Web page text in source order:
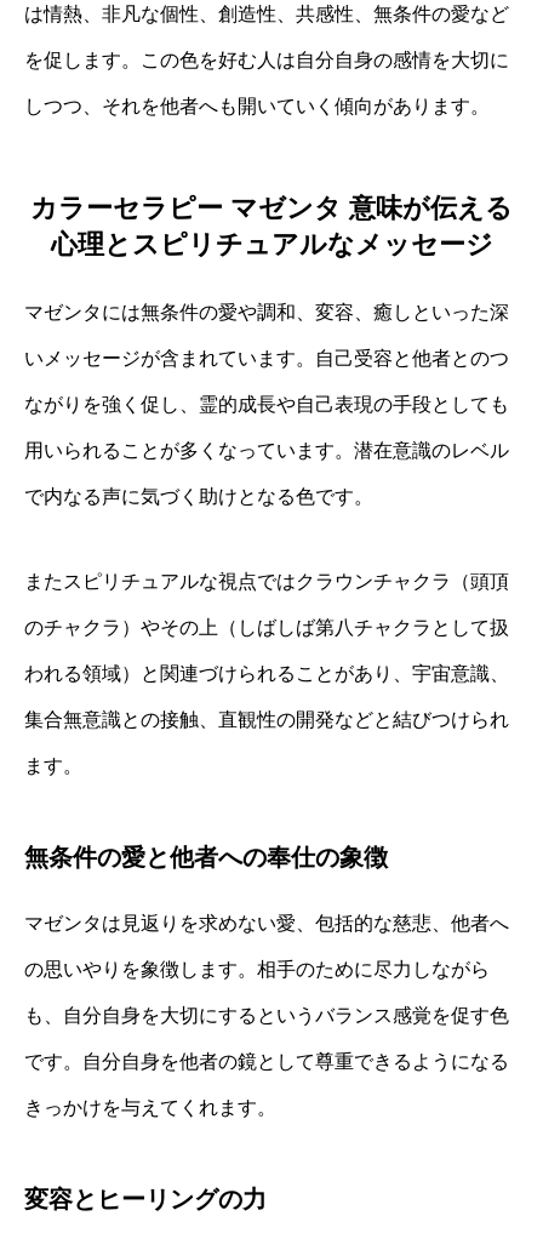
は情熱、非凡な個性、創造性、共感性、無条件の愛など
を促します。この色を好む人は自分自身の感情を大切に
しつつ、それを他者へも開いていく傾向があります。
カラーセラピー マゼンタ 意味が伝える
心理とスピリチュアルなメッセージ
マゼンタには無条件の愛や調和、変容、癒しといった深
いメッセージが含まれています。自己受容と他者とのつ
ながりを強く促し、霊的成長や自己表現の手段としても
用いられることが多くなっています。潜在意識のレベル
で内なる声に気づく助けとなる色です。
またスピリチュアルな視点ではクラウンチャクラ（頭頂
のチャクラ）やその上（しばしば第八チャクラとして扱
われる領域）と関連づけられることがあり、宇宙意識、
集合無意識との接触、直観性の開発などと結びつけられ
ます。
無条件の愛と他者への奉仕の象徴
マゼンタは見返りを求めない愛、包括的な慈悲、他者へ
の思いやりを象徴します。相手のために尽力しながら
も、自分自身を大切にするというバランス感覚を促す色
です。自分自身を他者の鏡として尊重できるようになる
きっかけを与えてくれます。
変容とヒーリングの力